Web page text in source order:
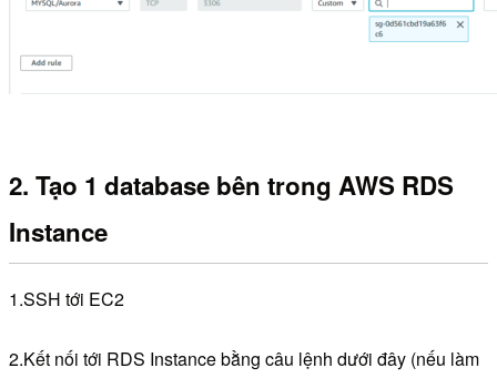
2. Tạo 1 database bên trong AWS RDS
Instance
1.SSH tới EC2
2.Kết nối tới RDS Instance bằng câu lệnh dưới đây (nếu làm